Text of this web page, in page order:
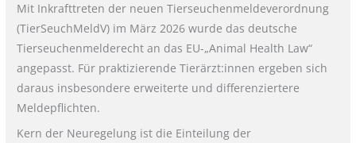
Mit Inkrafttreten der neuen Tierseuchenmeldeverordnung
(TierSeuchMeldV) im März 2026 wurde das deutsche
Tierseuchenmelderecht an das EU-„Animal Health Law“
angepasst. Für praktizierende Tierärzt:innen ergeben sich
daraus insbesondere erweiterte und differenziertere
Meldepflichten.
Kern der Neuregelung ist die Einteilung der